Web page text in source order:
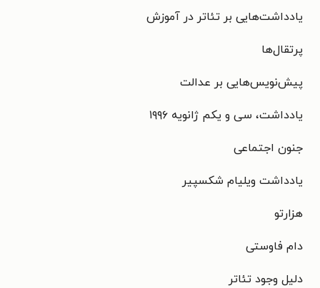
یادداشت‌هایی بر تئاتر در آموزش
پرتقال‌ها
پیش‌نویس‌هایی بر عدالت
یادداشت، سی و یکم ژانویه ۱۹۹۶
جنون اجتماعی
یادداشت ویلیام شکسپیر
هزارتو
دام فاوستی
دلیل وجود تئاتر